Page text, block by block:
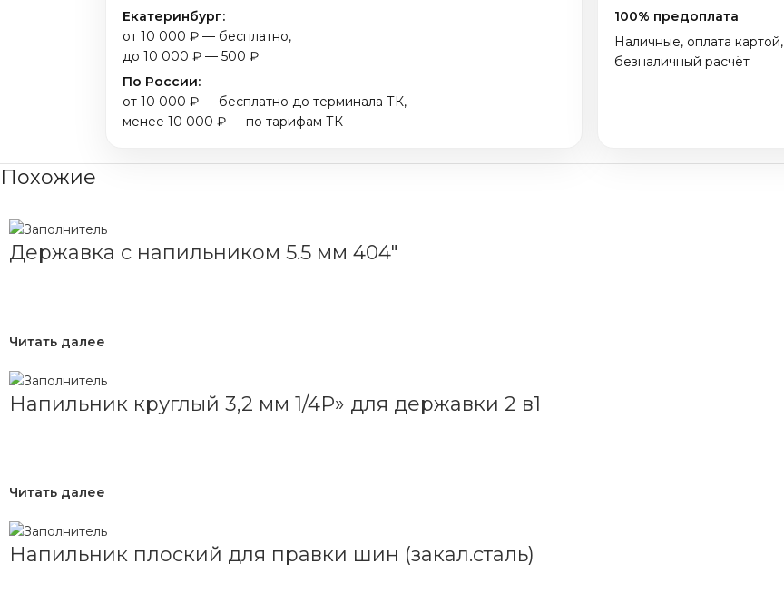
Екатеринбург:
от 10 000 ₽ — бесплатно,
до 10 000 ₽ — 500 ₽
По России:
от 10 000 ₽ — бесплатно до терминала ТК,
менее 10 000 ₽ — по тарифам ТК
100% предоплата
Наличные, оплата картой,
безналичный расчёт
Похожие
Державка с напильником 5.5 мм 404″
Читать далее
Напильник круглый 3,2 мм 1/4Р» для державки 2 в1
Читать далее
Напильник плоский для правки шин (закал.сталь)